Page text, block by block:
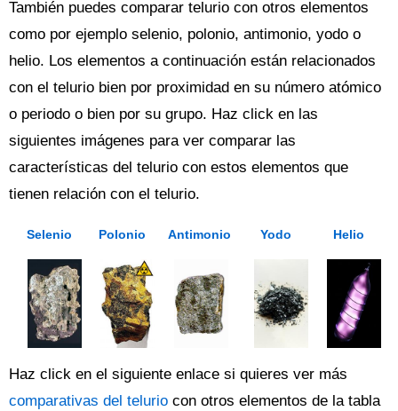
También puedes comparar telurio con otros elementos
como por ejemplo selenio, polonio, antimonio, yodo o
helio. Los elementos a continuación están relacionados
con el telurio bien por proximidad en su número atómico
o periodo o bien por su grupo. Haz click en las
siguientes imágenes para ver comparar las
características del telurio con estos elementos que
tienen relación con el telurio.
Selenio Polonio Antimonio Yodo Helio
Haz click en el siguiente enlace si quieres ver más
comparativas del telurio con otros elementos de la tabla